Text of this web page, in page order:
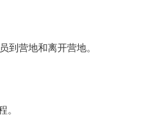
到营地和离开营地。